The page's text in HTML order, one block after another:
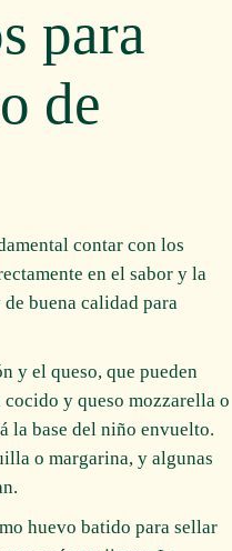
para
de
contar con los
en el sabor y la
buena calidad para
y el queso, que pueden
y queso mozzarella o
la base del niño envuelto.
o margarina, y algunas
huevo batido para sellar